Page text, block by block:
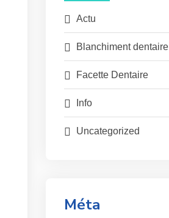
Actu
Blanchiment dentaire
Facette Dentaire
Info
Uncategorized
Méta